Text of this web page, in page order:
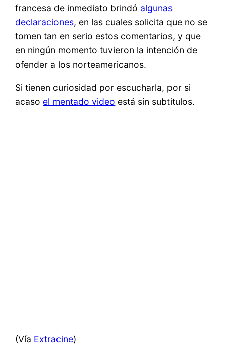
francesa de inmediato brindó algunas
declaraciones, en las cuales solicita que no se
tomen tan en serio estos comentarios, y que
en ningún momento tuvieron la intención de
ofender a los norteamericanos.
Si tienen curiosidad por escucharla, por si
acaso el mentado video está sin subtítulos.
(Vía Extracine)